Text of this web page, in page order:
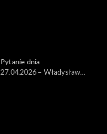
Pytanie dnia
27.04.2026 – Władysław